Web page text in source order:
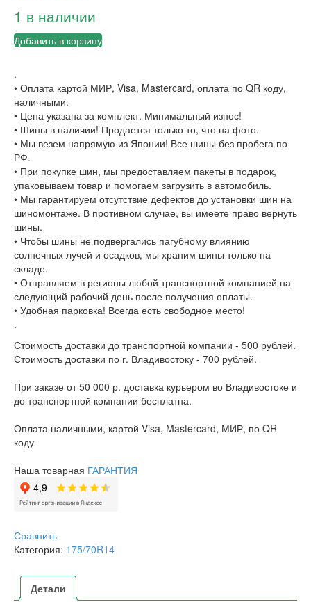
1 в наличии
Добавить в корзину
.
• Оплата картой МИР, Visa, Mastercard, оплата по QR коду,
наличными.
• Цена указана за комплект. Минимальный износ!
• Шины в наличии! Продается только то, что на фото.
• Мы везем напрямую из Японии! Все шины без пробега по
РФ.
• При покупке шин, мы предоставляем пакеты в подарок,
упаковываем товар и помогаем загрузить в автомобиль.
• Мы гарантируем отсутствие дефектов до установки шин на
шиномонтаже. В противном случае, вы имеете право вернуть
шины.
• Чтобы шины не подвергались пагубному влиянию
солнечных лучей и осадков, мы храним шины только на
складе.
• Отправляем в регионы любой транспортной компанией на
следующий рабочий день после получения оплаты.
• Удобная парковка! Всегда есть свободное место!
.
Стоимость доставки до транспортной компании - 500 рублей.
Стоимость доставки по г. Владивостоку - 700 рублей.
При заказе от 50 000 р. доставка курьером во Владивостоке и
до транспортной компании бесплатна.
Оплата наличными, картой Visa, Mastercard, МИР, по QR
коду
Наша товарная ГАРАНТИЯ
Сравнить
Категория: 175/70R14
Детали